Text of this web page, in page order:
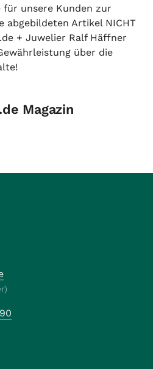
unsere Kunden zur
abgebildeten Artikel NICHT
+ Juwelier Ralf Häffner
über die
Magazin